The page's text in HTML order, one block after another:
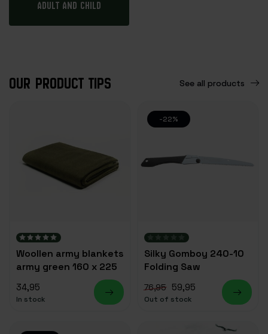
Adult and child
OUR PRODUCT TIPS See all products
Woollen army blankets
army green 160 x 225
34,95
In stock
-22%
Silky Gomboy 240-10
Folding Saw
76,95 59,95
Out of stock